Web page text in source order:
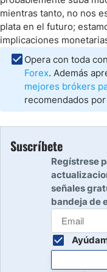
mientras tanto, no nos
plata en el futuro;
implicaciones
Opera con toda
Forex. Además
mejores brókers
recomendados
Suscríbete
Regístrese
señales
bandeja de